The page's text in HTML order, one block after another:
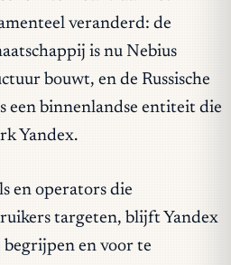
veranderd: de
is nu Nebius
bouwt, en de Russische
een binnenlandse entiteit die
Yandex.
en operators die
targeten, blijft Yandex
en voor te